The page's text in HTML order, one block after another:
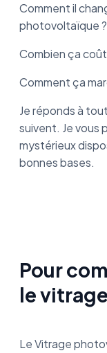
Comment il
photovoltaïque ?
Combien ça
Comment ça
Je réponds à
suivent. Je vous
mystérieux
bonnes bases.
Pour
le
Le Vitrage